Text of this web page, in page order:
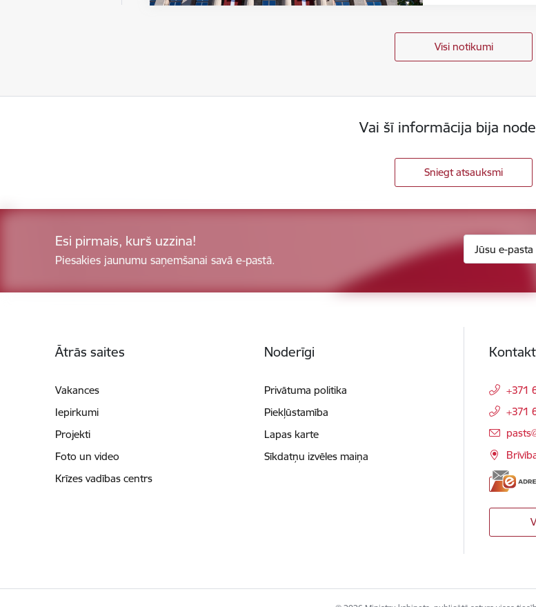
Visi notikumi
Vai šī informācija bija
Sniegt atsauksmi
Esi pirmais, kurš uzzina!
Piesakies jaunumu saņemšanai savā e-pastā.
Ātrās saites
Vakances
Iepirkumi
Projekti
Foto un video
Krīzes vadības centrs
Noderīgi
Privātuma politika
Piekļūstamība
Lapas karte
Sīkdatņu izvēles maiņa
+371
+371
E-